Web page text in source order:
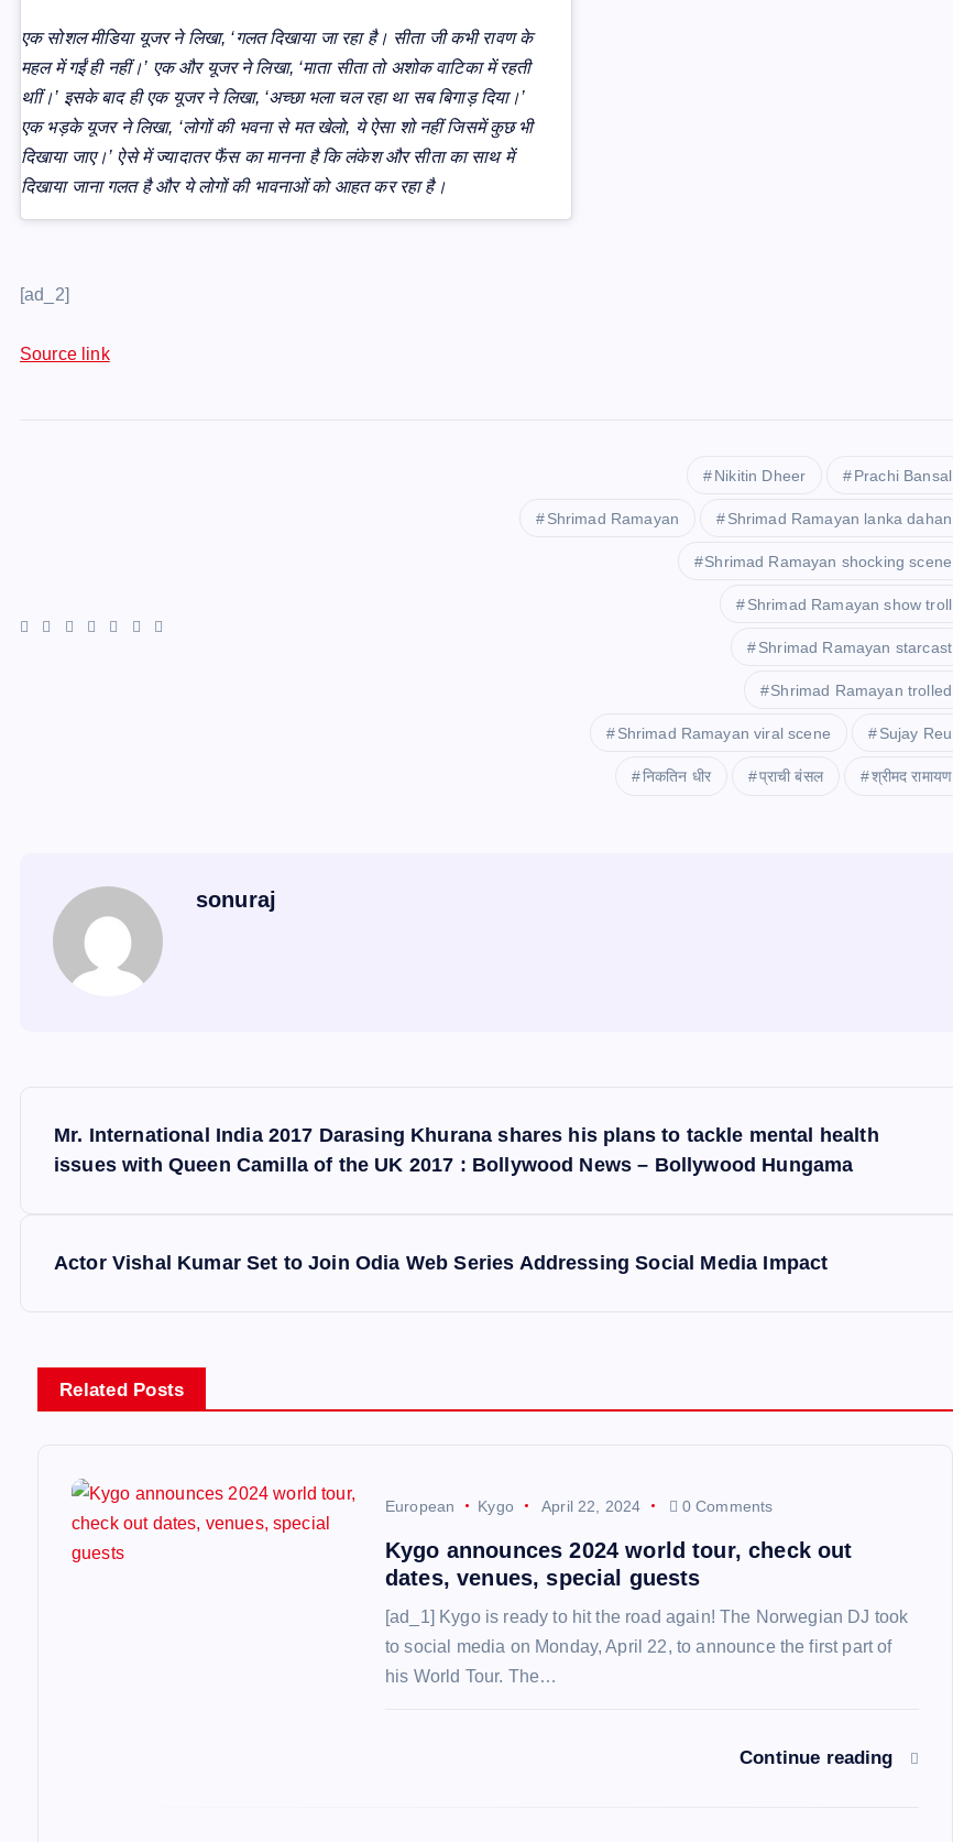
एक सोशल मीडिया यूजर ने लिखा, ‘गलत दिखाया जा रहा है। सीता जी कभी रावण के
महल में गईं ही नहीं।’ एक और यूजर ने लिखा, ‘माता सीता तो अशोक वाटिका में रहती
थाीं।’ इसके बाद ही एक यूजर ने लिखा, ‘अच्छा भला चल रहा था सब बिगाड़ दिया।’
एक भड़के यूजर ने लिखा, ‘लोगों की भवना से मत खेलो, ये ऐसा शो नहीं जिसमें कुछ भी
दिखाया जाए।’ ऐसे में ज्यादातर फैंस का मानना है कि लंकेश और सीता का साथ में
दिखाया जाना गलत है और ये लोगों की भावनाओं को आहत कर रहा है।
[ad_2]
Source link
Nikitin Dheer Prachi Bansal
Shrimad Ramayan Shrimad Ramayan lanka dahan
Shrimad Ramayan shocking scene
Shrimad Ramayan show troll
Shrimad Ramayan starcast
Shrimad Ramayan trolled
Shrimad Ramayan viral scene Sujay Reu
निकतिन धीर प्राची बंसल श्रीमद रामायण
sonuraj
n
a
Mr. International India 2017 Darasing Khurana shares his plans to tackle mental health
issues with Queen Camilla of the UK 2017 : Bollywood News – Bollywood Hungama
Actor Vishal Kumar Set to Join Odia Web Series Addressing Social Media Impact
Related Posts
European Kygo April 22, 2024 0 Comments
Kygo announces 2024 world tour, check out
dates, venues, special guests
[ad_1] Kygo is ready to hit the road again! The Norwegian DJ took
to social media on Monday, April 22, to announce the first part of
his World Tour. The…
Continue reading